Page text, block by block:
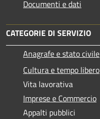
Documenti e dati
CATEGORIE DI SERVIZIO
Anagrafe e stato civile
Cultura e tempo libero
Vita lavorativa
Imprese e Commercio
Appalti pubblici